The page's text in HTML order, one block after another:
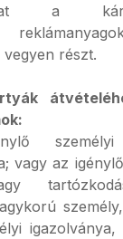
a
részt.
személyi
vagy az
igazolványa,